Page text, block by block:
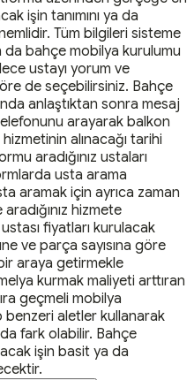
işin tanımını ya da
Tüm bilgileri sisteme
da bahçe mobilya kurulumu
ustayı yorum ve
de seçebilirsiniz. Bahçe
anlaştıktan sonra mesaj
arayarak balkon
alınacağı tarihi
aradığınız ustaları
usta arama
aramak için ayrıca zaman
hizmete
fiyatları kurulacak
ve parça sayısına göre
araya getirmekle
kurmak maliyeti arttıran
geçmeli mobilya
aletler kullanarak
fark olabilir. Bahçe
işin basit ya da